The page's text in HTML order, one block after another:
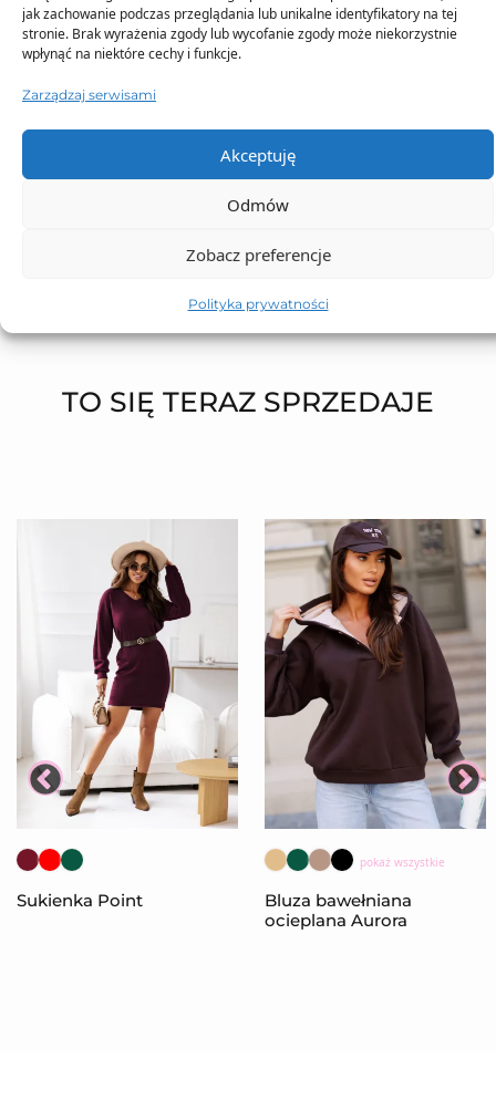
jak zachowanie podczas przeglądania lub unikalne identyfikatory na tej
stronie. Brak wyrażenia zgody lub wycofanie zgody może niekorzystnie
wpłynąć na niektóre cechy i funkcje.
Zarządzaj serwisami
Akceptuję
Odmów
Zobacz preferencje
Polityka prywatności
Opis produktu
Skład
TO SIĘ TERAZ SPRZEDAJE
Sukienka Point
pokaż wszystkie
Bluza bawełniana
ocieplana Aurora